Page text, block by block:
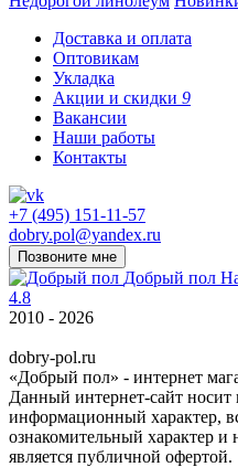
Доставка и оплата
Оптовикам
Укладка
Акции и скидки 9
Вакансии
Наши работы
Контакты
+7 (495) 151-11-57
dobry.pol@yandex.ru
Позвоните мне
Добрый пол
4.8
2010 - 2026
dobry-pol.ru
«Добрый пол» - интернет
Данный интернет-сайт носит
информационный характер,
ознакомительный характер и
является публичной офертой.